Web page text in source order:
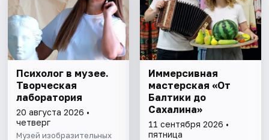
Психолог в музее.
Творческая
лаборатория
20 августа 2026 •
четверг
Музей изобразительных
Иммерсивная
мастерская «От
Балтики до
Сахалина»
11 сентября 2026 •
пятница